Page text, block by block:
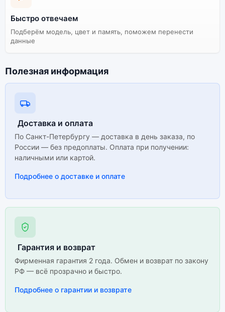
Быстро отвечаем
Подберём модель, цвет и память, поможем перенести
данные
Полезная информация
Доставка и оплата
По Санкт-Петербургу — доставка в день заказа, по
России — без предоплаты. Оплата при получении:
наличными или картой.
Подробнее о доставке и оплате
Гарантия и возврат
Фирменная гарантия 2 года. Обмен и возврат по закону
РФ — всё прозрачно и быстро.
Подробнее о гарантии и возврате